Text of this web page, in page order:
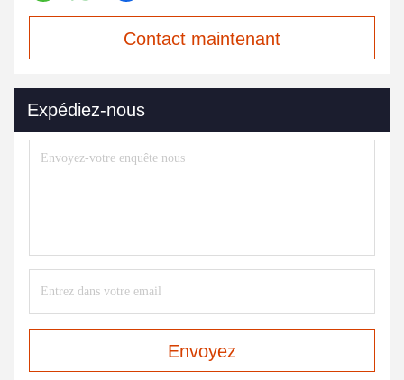
Contact maintenant
Expédiez-nous
Envoyez